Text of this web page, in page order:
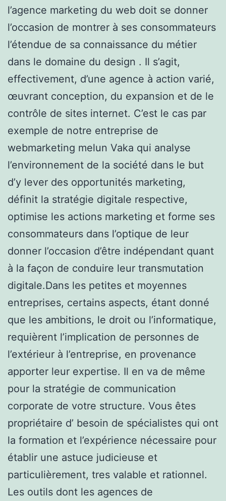
l’agence marketing du web doit se donner
l’occasion de montrer à ses consommateurs
l’étendue de sa connaissance du métier
dans le domaine du design . Il s’agit,
effectivement, d’une agence à action varié,
œuvrant conception, du expansion et de le
contrôle de sites internet. C’est le cas par
exemple de notre entreprise de
webmarketing melun Vaka qui analyse
l’environnement de la société dans le but
d’y lever des opportunités marketing,
définit la stratégie digitale respective,
optimise les actions marketing et forme ses
consommateurs dans l’optique de leur
donner l’occasion d’être indépendant quant
à la façon de conduire leur transmutation
digitale.Dans les petites et moyennes
entreprises, certains aspects, étant donné
que les ambitions, le droit ou l’informatique,
requièrent l’implication de personnes de
l’extérieur à l’entreprise, en provenance
apporter leur expertise. Il en va de même
pour la stratégie de communication
corporate de votre structure. Vous êtes
propriétaire d’ besoin de spécialistes qui ont
la formation et l’expérience nécessaire pour
établir une astuce judicieuse et
particulièrement, tres valable et rationnel.
Les outils dont les agences de